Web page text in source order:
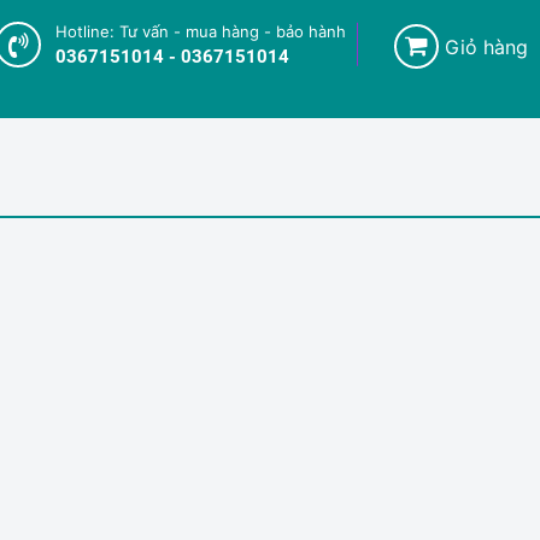
Hotline: Tư vấn - mua hàng - bảo hành
0367151014 - 0367151014 Giỏ hàng